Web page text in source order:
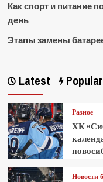
Как спорт и питание
день
Этапы замены
Latest Popular
Разное
ХК
Новости